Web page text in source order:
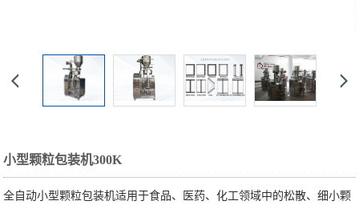
小型颗粒包装机300K
全自动小型颗粒包装机适用于食品、医药、化工领域中的松散、细小颗